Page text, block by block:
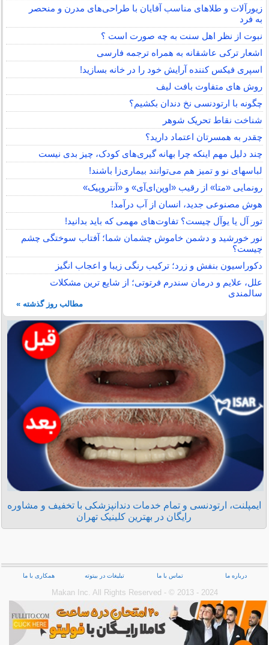
زیورآلات و طلاهای مناسب آقایان با طراحی‌های مدرن و منحصر
به فرد
نبوت از نظر اهل سنت به چه صورت است ؟
اشعار ترکی عاشقانه به همراه ترجمه فارسی
اسپری فیکس کننده آرایش خود را در خانه بسازید!
روش های متفاوت بافت لیف
چگونه با ارتودنسی نخ دندان بکشیم؟
شناخت نقاط تحریک شوهر
چقدر به همسرتان اعتماد دارید؟
چند دلیل مهم اینکه چرا بهانه گیری‌های کودک، چیز بدی نیست
لباس‎های نو و تمیز هم می‌توانند بیماری‌زا باشند!
رونمایی «متا» از رقیب «اوپن‌ای‌آی» و «آنتروپیک»
هوش مصنوعی جدید، انسان از آب درآمد!
تور آل یا یوآل چیست؟ تفاوت‌های مهمی که باید بدانید!
نور خورشید و دشمن خاموش چشمان شما؛ آفتاب سوختگی چشم
چیست؟
دکوراسیون بنفش و زرد؛ ترکیب رنگی زیبا و اعجاب انگیز
علل، علایم و درمان سندرم فرتوتی؛ از شایع ترین مشکلات
سالمندی
مطالب روز گذشته »
ایمپلنت، ارتودنسی و تمام خدمات دندانپزشکی با تخفیف و مشاوره
رایگان در بهترین کلینیک تهران
درباره ما تماس با ما تبلیغات در بیتوته همکاری با ما
Makan Inc.‎ All Rights Reserved - © 2013 - 2024